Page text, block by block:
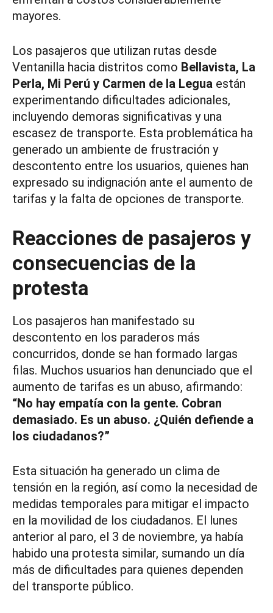
mayores.
Los pasajeros que utilizan rutas desde
Ventanilla hacia distritos como Bellavista, La
Perla, Mi Perú y Carmen de la Legua están
experimentando dificultades adicionales,
incluyendo demoras significativas y una
escasez de transporte. Esta problemática ha
generado un ambiente de frustración y
descontento entre los usuarios, quienes han
expresado su indignación ante el aumento de
tarifas y la falta de opciones de transporte.
Reacciones de pasajeros y
consecuencias de la
protesta
Los pasajeros han manifestado su
descontento en los paraderos más
concurridos, donde se han formado largas
filas. Muchos usuarios han denunciado que el
aumento de tarifas es un abuso, afirmando:
“No hay empatía con la gente. Cobran
demasiado. Es un abuso. ¿Quién defiende a
los ciudadanos?”
Esta situación ha generado un clima de
tensión en la región, así como la necesidad de
medidas temporales para mitigar el impacto
en la movilidad de los ciudadanos. El lunes
anterior al paro, el 3 de noviembre, ya había
habido una protesta similar, sumando un día
más de dificultades para quienes dependen
del transporte público.